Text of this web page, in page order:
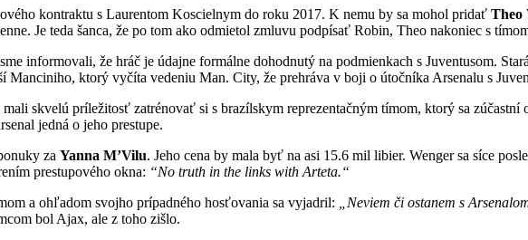
kontraktu s Laurentom Koscielnym do roku 2017. K nemu by sa mohol pridať Theo
Je teda šanca, že po tom ako odmietol zmluvu podpísať Robin, Theo nakoniec s
informovali, že hráč je údajne formálne dohodnutý na podmienkach s Juventusom.
Manciniho, ktorý vyčíta vedeniu Man. City, že prehráva v boji o útočníka Arsenalu s
skvelú príležitosť zatrénovať si s brazílskym reprezentačným tímom, ktorý sa
jedná o jeho prestupe.
za Yanna M’Vilu. Jeho cena by mala byť na asi 15.6 mil libier. Wenger sa síce
prestupového okna: “No truth in the links with Arteta.“
a ohľadom svojho prípadného hosťovania sa vyjadril:
„Neviem či ostanem s
bol Ajax, ale z toho zišlo.